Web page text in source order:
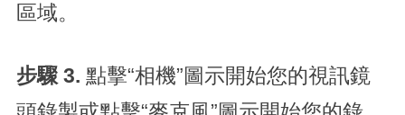
區域。
步驟 3. 點擊“相機”圖示開始您的視訊鏡